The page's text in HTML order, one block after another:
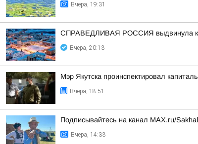
Вчера, 19:31
СПРАВЕДЛИВАЯ РОССИЯ выдвинула
Вчера, 20:13
Мэр Якутска проинспектировал
Вчера, 18:51
Подписывайтесь на канал MAX.ru/
Вчера, 14:33